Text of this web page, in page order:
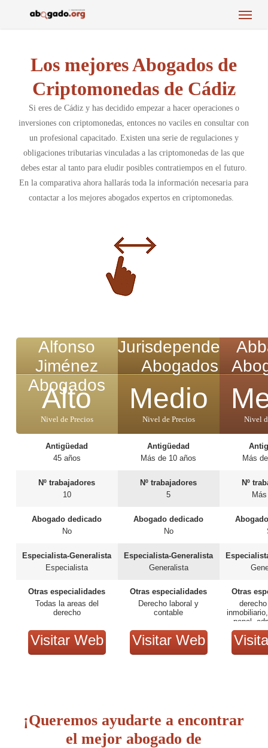
Menu
Los mejores Abogados de
Criptomonedas de Cádiz
Si eres de Cádiz y has decidido empezar a hacer operaciones o
inversiones con criptomonedas, entonces no vaciles en consultar con
un profesional capacitado. Existen una serie de regulaciones y
obligaciones tributarias vinculadas a las criptomonedas de las que
debes estar al tanto para eludir posibles contratiempos en el futuro.
En la comparativa ahora hallarás toda la información necesaria para
contactar a los mejores abogados expertos en criptomonedas.
Alfonso
Jiménez
Abogados
Alto
Nivel de Precios
Antigüedad
45 años
Nº trabajadores
10
Abogado dedicado
No
Especialista-Generalista
Especialista
Otras especialidades
Todas la areas del
derecho
Visitar Web
Jurisdependecia
Abogados
Medio
Nivel de Precios
Antigüedad
Más de 10 años
Nº trabajadores
5
Abogado dedicado
No
Especialista-Generalista
Generalista
Otras especialidades
Derecho laboral y
contable
Visitar Web
Nivel
Más
Nº
Otras
penal,
¡Queremos ayudarte a encontrar
el mejor abogado de